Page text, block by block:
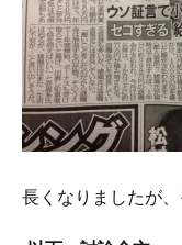
長くなりましたが